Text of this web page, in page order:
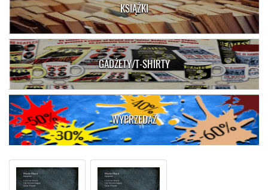
KSIĄŻKI
GADŻETY/T-SHIRTY
WYPRZEDAŻ